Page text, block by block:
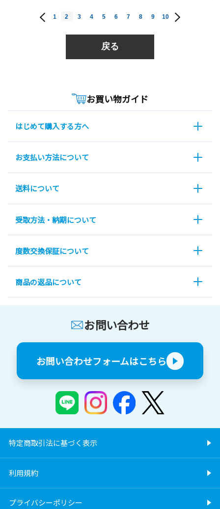
1 2 3 4 5 6 7 8 9 10
戻る
お買い物ガイド
はじめて購入する方へ
お支払い方法について
送料について
受取方法・納期について
度数交換保証について
商品の返品について
お問い合わせ
お問い合わせフォームはこちら
特定商取引法に基づく表示
利用規約
プライバシーポリシー